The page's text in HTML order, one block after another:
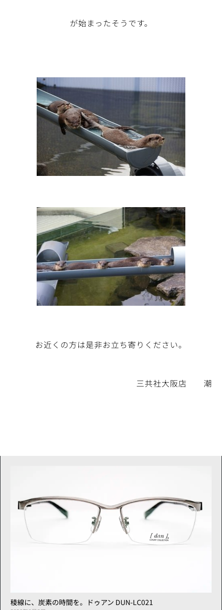
が始まったそうです。
お近くの方は是非お立ち寄りください。
三共社大阪店 潮
稜線に、炭素の時間を。ドゥアン DUN-LC021